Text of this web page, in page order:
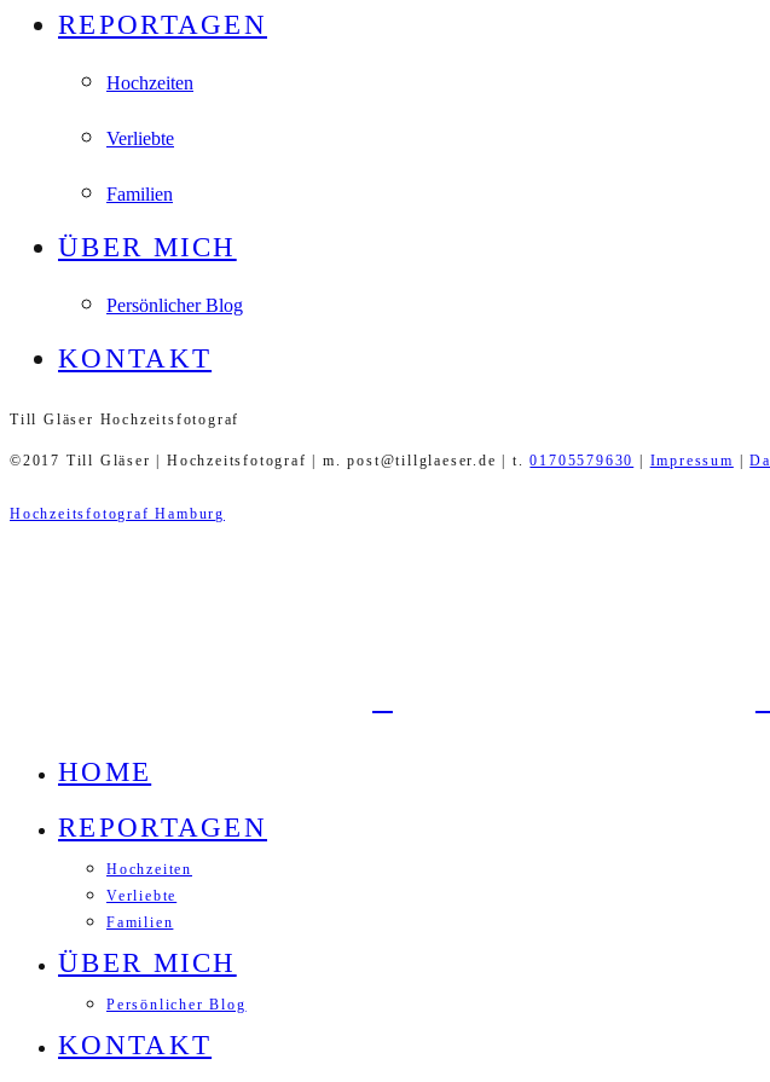
REPORTAGEN
Hochzeiten
Verliebte
Familien
ÜBER MICH
Persönlicher Blog
KONTAKT
Till Gläser Hochzeitsfotograf
©2017 Till Gläser | Hochzeitsfotograf | m. post@tillglaeser.de | t.01705579630 | Impressum |
Hochzeitsfotograf Hamburg
HOME
REPORTAGEN
Hochzeiten
Verliebte
Familien
ÜBER MICH
Persönlicher Blog
KONTAKT